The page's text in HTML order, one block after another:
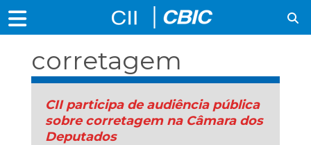
corretagem
CII participa de audiência pública
sobre corretagem na Câmara dos
Deputados